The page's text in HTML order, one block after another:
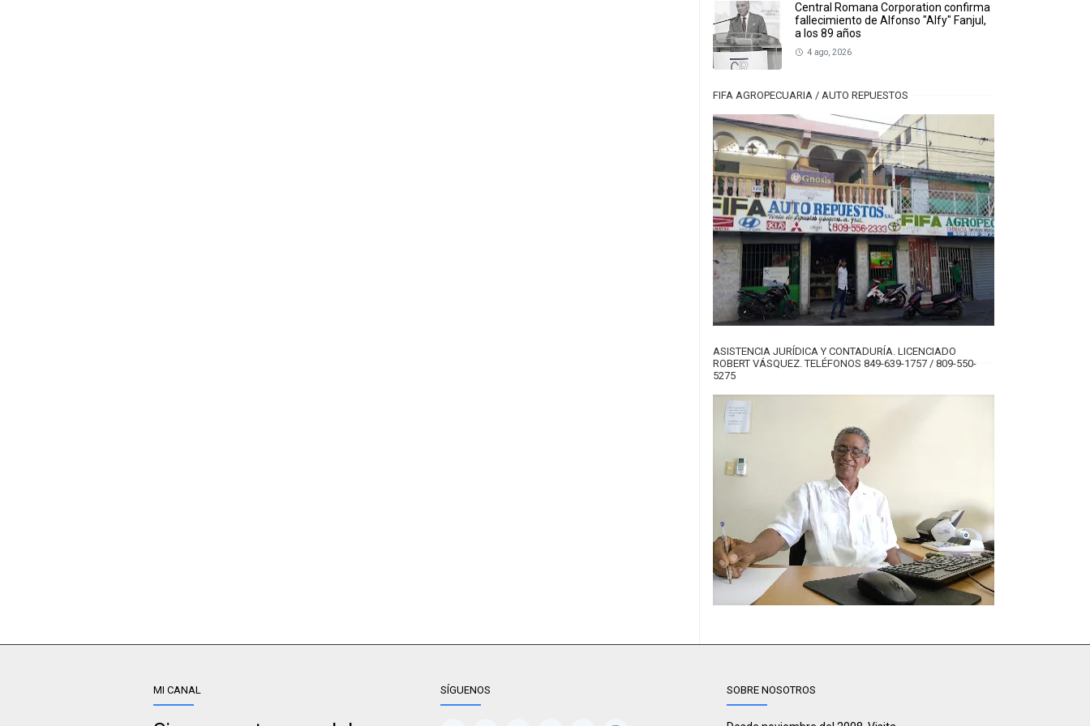
Central Romana Corporation confirma
fallecimiento de Alfonso "Alfy" Fanjul,
a los 89 años
4 ago, 2026
FIFA AGROPECUARIA / AUTO REPUESTOS
ASISTENCIA JURÍDICA Y CONTADURÍA. LICENCIADO
ROBERT VÁSQUEZ. TELÉFONOS 849-639-1757 / 809-550-
5275
MI CANAL SÍGUENOS SOBRE NOSOTROS